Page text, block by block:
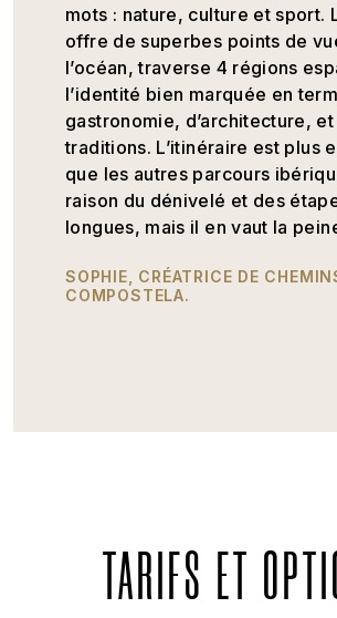
mots : nature, culture et sport.
offre de superbes points de
l’océan, traverse 4 régions
l’identité bien marquée en
gastronomie, d’architecture,
traditions. L’itinéraire est plus
que les autres parcours
raison du dénivelé et des
longues, mais il en vaut la
SOPHIE, CRÉATRICE DE
COMPOSTELA.
TARIFS ET